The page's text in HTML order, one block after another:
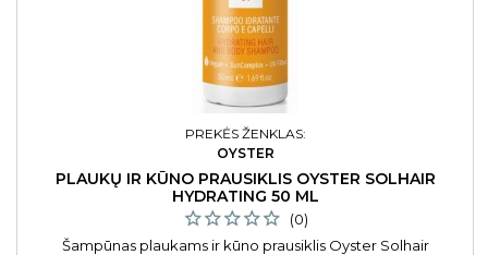
PREKĖS ŽENKLAS:
OYSTER
PLAUKŲ IR KŪNO PRAUSIKLIS OYSTER SOLHAIR
HYDRATING 50 ML
(0)
Šampūnas plaukams ir kūno prausiklis Oyster Solhair